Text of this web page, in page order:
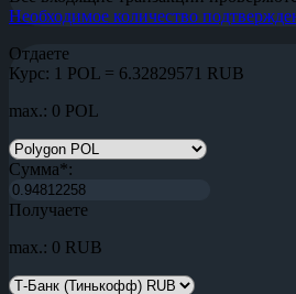
Необходимое количество
Отдаете
Курс: 1 POL = 6.32829571 RUB
max.: 0 POL
Сумма*:
Получаете
max.: 0 RUB